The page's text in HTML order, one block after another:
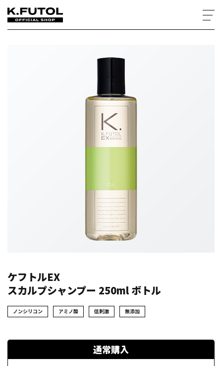
ケフトルEX
スカルプシャンプー 250ml ボトル
通常購入
ノンシリコン アミノ酸 低刺激 無添加